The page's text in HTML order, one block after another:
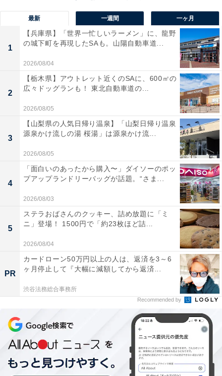
1位：塩崎太智（※崎はたつさき）／138票
View this post on Instagram
最新 一週間 一ヶ月
1
【兵庫県】「世界一忙しいラーメン」に、龍野
の城下町を再現したSAも。山陽自動車道...
2026/08/04
2
【栃木県】アウトレット近くのSAに、600㎡の
広々ドッグランも！ 東北自動車道の...
2026/08/05
3
【山梨県の人気日帰り温泉】「山梨日帰り温泉
源泉かけ流しの湯 桜湯」は源泉かけ流...
2026/08/05
4
「面白いのあったから購入〜」ダイソーのポッ
プアップランドリーバッグが話題。“さま...
2026/08/03
5
ステラおばさんのクッキー、詰め放題に「ミ
ニ」登場！ 1500円で「約23枚ほど詰...
2026/08/04
PR
カードローン50万円以上の人は、返済を3～6
ヶ月停止して『大幅に減額してから返済...
渋谷法務総合事務所
Recommended by